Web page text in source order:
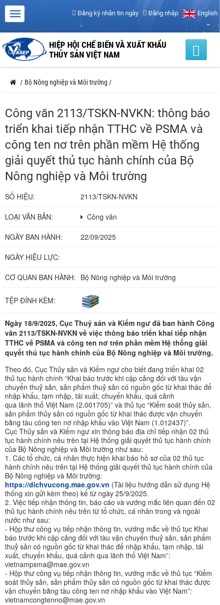
Đăng ký nhận tin ngày Đăng nhập English
HIỆP HỘI CHẾ BIẾN VÀ XUẤT KHẨU
THỦY SẢN VIỆT NAM
/ Bộ Nông nghiệp và Môi trường /
Công văn 2113/TSKN-NVKN: thông báo
triển khai tiếp nhận TTHC về PSMA và
công ten nơ trên phần mềm Hệ thống
giải quyết thủ tục hành chính của Bộ
Nông nghiệp và Môi trường
SỐ HIỆU: 2113/TSKN-NVKN
LOẠI VĂN BẢN: Công văn
NGÀY BAN HÀNH: 22/09/2025
NGÀY HIỆU LỰC:
CƠ QUAN BAN HÀNH: Bộ Nông nghiệp và Môi trường
TỆP ĐÍNH KÈM:
Ngày 18/9/2025, Cục Thuỷ sản và Kiểm ngư đã ban hành Công
văn 2113/TSKN-NVKN về việc thông báo triển khai tiếp nhận
TTHC về PSMA và công ten nơ trên phần mềm Hệ thống giải
quyết thủ tục hành chính của Bộ Nông nghiệp và Môi trường.
Theo đó, Cục Thủy sản và Kiểm ngư cho biết đang triển khai 02
thủ tục hành chính “Khai báo trước khi cập cảng đối với tàu vận
chuyển thuỷ sản, sản phẩm thuỷ sản có nguồn gốc từ khai thác để
nhập khẩu, tạm nhập, tái xuất, chuyển khẩu, quá cảnh
qua lãnh thổ Việt Nam (2.001705)” và thủ tục “Kiểm soát thủy sản,
sản phẩm thủy sản có nguồn gốc từ khai thác được vận chuyển
bằng tàu công ten nơ nhập khẩu vào Việt Nam (1.012437)”.
Cục Thủy sản và Kiểm ngư xin thông báo địa chỉ tiếp nhận 02 thủ
tục hành chính nêu trên tại Hệ thống giải quyết thủ tục hành chính
của Bộ Nông nghiệp và Môi trường như sau:
1. Các tổ chức, cá nhân thực hiện khai báo hồ sơ của 02 thủ tục
hành chính nêu trên tại Hệ thống giải quyết thủ tục hành chính của
Bộ Nông nghiệp và Môi trường:
https://dichvucong.mae.gov.vn (Tài liệu hướng dẫn sử dụng Hệ
thống xin gửi kèm theo) kể từ ngày 25/9/2025.
2. Việc tiếp nhận thông tin, báo cáo và vướng mắc liên quan đến 02
thủ tục hành chính nêu trên từ tổ chức, cá nhân trong và ngoài
nước như sau:
- Hộp thư công vụ tiếp nhận thông tin, vướng mắc về thủ tục Khai
báo trước khi cập cảng đối với tàu vận chuyển thuỷ sản, sản phẩm
thuỷ sản có nguồn gốc từ khai thác để nhập khẩu, tạm nhập, tái
xuất, chuyển khẩu, quá cảnh qua lãnh thổ Việt Nam”:
vietnampsma@mae.gov.vn
- Hộp thư công vụ tiếp nhận thông tin, vướng mắc về thủ tục “Kiểm
soát thủy sản, sản phẩm thủy sản có nguồn gốc từ khai thác được
vận chuyển bằng tàu công ten nơ nhập khẩu vào Việt Nam”:
vietnamcongtenno@mae.gov.vn